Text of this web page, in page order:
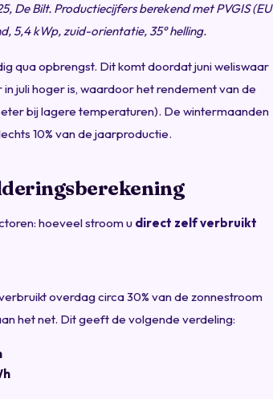
De Bilt. Productiecijfers berekend met PVGIS (EU
5,4 kWp, zuid-orientatie, 35° helling.
qua opbrengst. Dit komt doordat juni weliswaar
juli hoger is, waardoor het rendement van de
bij lagere temperaturen). De wintermaanden
10% van de jaarproductie.
hoeveel stroom u direct zelf verbruikt
overdag circa 30% van de zonnestroom
het net. Dit geeft de volgende verdeling: